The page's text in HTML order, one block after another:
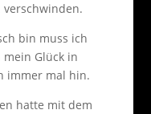
bin muss ich
Glück in
immer mal hin.
hatte mit dem